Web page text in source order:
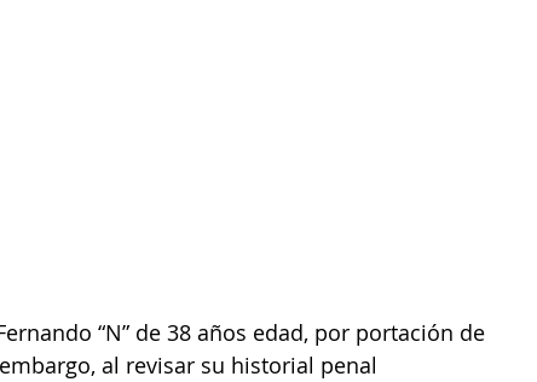
“N” de 38 años edad, por portación de
al revisar su historial penal